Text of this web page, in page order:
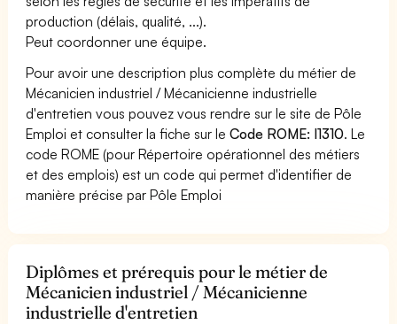
production (délais, qualité, ...).
Peut coordonner une équipe.
Pour avoir une description plus complète du métier de
Mécanicien industriel / Mécanicienne industrielle
d'entretien vous pouvez vous rendre sur le site de Pôle
Emploi et consulter la fiche sur leCode ROME: I1310. Le
code ROME (pour Répertoire opérationnel des métiers
et des emplois) est un code qui permet d'identifier de
manière précise par Pôle Emploi
Diplômes et prérequis pour le métier de
Mécanicien industriel / Mécanicienne
industrielle d'entretien